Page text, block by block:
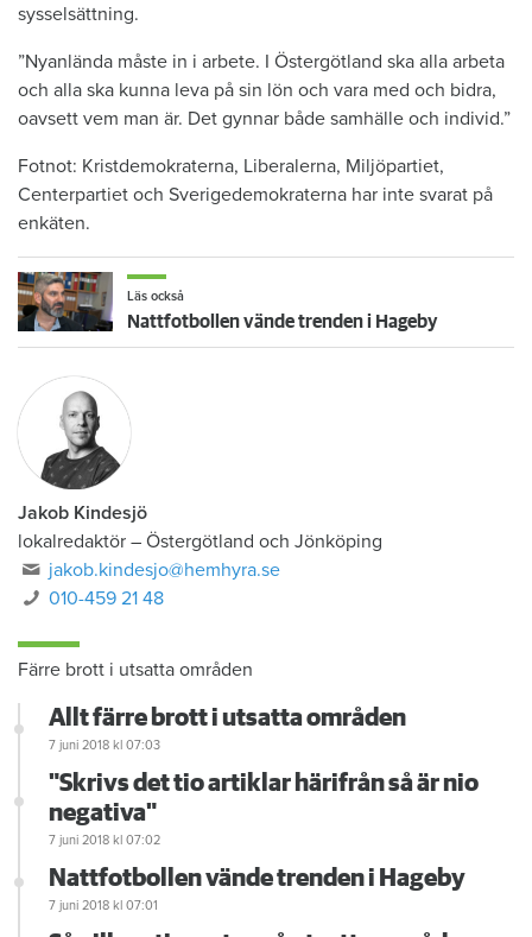
sysselsättning.
”Nyanlända måste in i arbete. I Östergötland ska alla arbeta
och alla ska kunna leva på sin lön och vara med och bidra,
oavsett vem man är. Det gynnar både samhälle och individ.”
Fotnot: Kristdemokraterna, Liberalerna, Miljöpartiet,
Centerpartiet och Sverigedemokraterna har inte svarat på
enkäten.
Läs också
Nattfotbollen vände trenden i Hageby
Jakob Kindesjö
lokalredaktör – Östergötland och Jönköping
jakob.kindesjo@hemhyra.se
010-459 21 48
Färre brott i utsatta områden
Allt färre brott i utsatta områden
7 juni 2018 kl 07:03
"Skrivs det tio artiklar härifrån så är nio
negativa"
7 juni 2018 kl 07:02
Nattfotbollen vände trenden i Hageby
7 juni 2018 kl 07:01